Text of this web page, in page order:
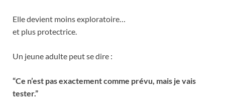
Elle devient moins exploratoire…
et plus protectrice.
Un jeune adulte peut se dire :
“Ce n’est pas exactement comme prévu, mais je vais
tester.”